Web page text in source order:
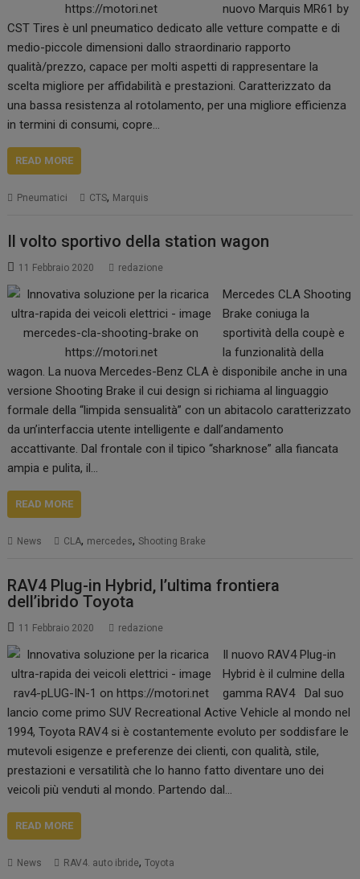
nuovo Marquis MR61 by
CST Tires è unl pneumatico dedicato alle vetture compatte e di
medio-piccole dimensioni dallo straordinario rapporto
qualità/prezzo, capace per molti aspetti di rappresentare la
scelta migliore per affidabilità e prestazioni. Caratterizzato da
una bassa resistenza al rotolamento, per una migliore efficienza
in termini di consumi, copre…
READ MORE
Pneumatici CTS, Marquis
Il volto sportivo della station wagon
11 Febbraio 2020 redazione
Mercedes CLA Shooting
Brake coniuga la
sportività della coupè e
la funzionalità della
wagon. La nuova Mercedes-Benz CLA è disponibile anche in una
versione Shooting Brake il cui design si richiama al linguaggio
formale della “limpida sensualità” con un abitacolo caratterizzato
da un’interfaccia utente intelligente e dall’andamento
accattivante. Dal frontale con il tipico “sharknose” alla fiancata
ampia e pulita, il…
READ MORE
News CLA, mercedes,Shooting Brake
RAV4 Plug-in Hybrid, l’ultima frontiera
dell’ibrido Toyota
11 Febbraio 2020 redazione
Il nuovo RAV4 Plug-in
Hybrid è il culmine della
gamma RAV4 Dal suo
lancio come primo SUV Recreational Active Vehicle al mondo nel
1994, Toyota RAV4 si è costantemente evoluto per soddisfare le
mutevoli esigenze e preferenze dei clienti, con qualità, stile,
prestazioni e versatilità che lo hanno fatto diventare uno dei
veicoli più venduti al mondo. Partendo dal…
READ MORE
News RAV4. auto ibride,Toyota